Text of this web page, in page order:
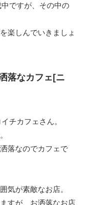
ですが、その中の
楽しんでいきましょ
落なカフェ[ニ
チカフェさん。
落なのでカフェで
気が素敵なお店。
すが、お洒落なお店